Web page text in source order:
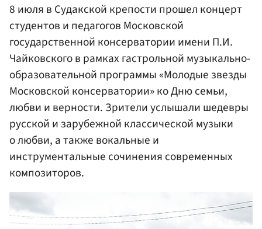
8 июля в Судакской крепости прошел концерт
студентов и педагогов Московской
государственной консерватории имени П.И.
Чайковского в рамках гастрольной музыкально-
образовательной программы «Молодые звезды
Московской консерватории» ко Дню семьи,
любви и верности. Зрители услышали шедевры
русской и зарубежной классической музыки
о любви, а также вокальные и
инструментальные сочинения современных
композиторов.